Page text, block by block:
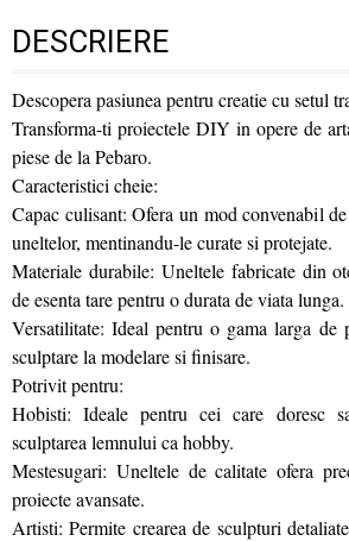
DESCRIERE
Descopera pasiunea pentru creatie cu setul
Transforma-ti proiectele DIY in opere de
piese de la Pebaro.
Caracteristici cheie:
Capac culisant: Ofera un mod convenabil
uneltelor, mentinandu-le curate si protejate.
Materiale durabile: Uneltele fabricate din
de esenta tare pentru o durata de viata lunga.
Versatilitate: Ideal pentru o gama larga de
sculptare la modelare si finisare.
Potrivit pentru:
Hobisti: Ideale pentru cei care doresc
sculptarea lemnului ca hobby.
Mestesugari: Uneltele de calitate ofera
proiecte avansate.
Artisti: Permite crearea de sculpturi